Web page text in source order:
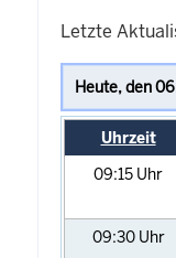
Letzte
Uhrzeit
09:15 Uhr
09:30 Uhr